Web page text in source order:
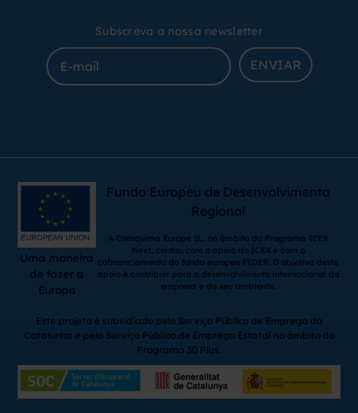
Subscreva a nossa newsletter
ENVIAR
Uma maneira
de fazer a
Europa
Fundo Europeu de Desenvolvimento
Regional
A Comquima Europe SL, no âmbito do Programa ICEX
Next, contou com o apoio do ICEX e com o
cofinanciamento do fundo europeu FEDER. O objetivo deste
apoio é contribuir para o desenvolvimento internacional da
empresa e do seu ambiente.
Este projeto é subsidiado pelo Serviço Público de Emprego da
Catalunha e pelo Serviço Público de Emprego Estatal no âmbito do
Programa 30 Plus.